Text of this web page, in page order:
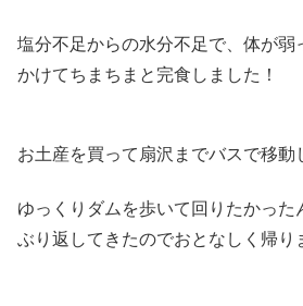
塩分不足からの水分不足で、体が弱
かけてちまちまと完食しました！
お土産を買って扇沢までバスで移動
ゆっくりダムを歩いて回りたかった
ぶり返してきたのでおとなしく帰り